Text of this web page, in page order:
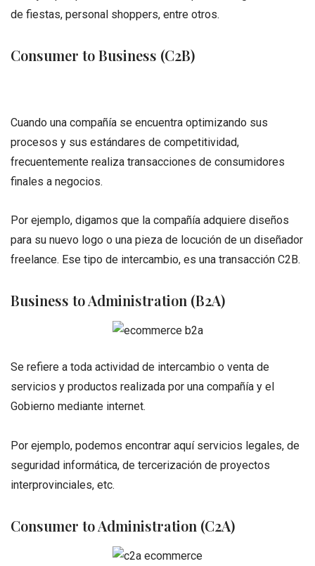
de fiestas, personal shoppers, entre otros.
Consumer to Business (C2B)
Cuando una compañía se encuentra optimizando sus
procesos y sus estándares de competitividad,
frecuentemente realiza transacciones de consumidores
finales a negocios.
Por ejemplo, digamos que la compañía adquiere diseños
para su nuevo logo o una pieza de locución de un diseñador
freelance. Ese tipo de intercambio, es una transacción C2B.
Business to Administration (B2A)
Se refiere a toda actividad de intercambio o venta de
servicios y productos realizada por una compañía y el
Gobierno mediante internet.
Por ejemplo, podemos encontrar aquí servicios legales, de
seguridad informática, de tercerización de proyectos
interprovinciales, etc.
Consumer to Administration (C2A)